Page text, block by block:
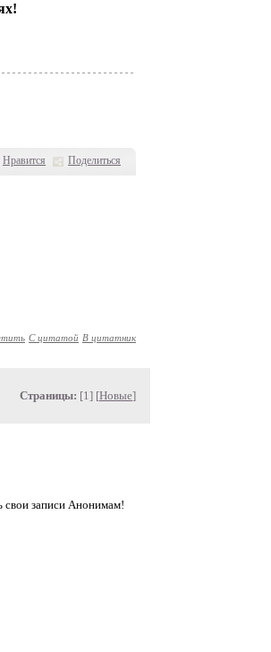
Нравится Поделиться
С цитатой В цитатник
Страницы: [1] [Новые]
свои записи Анонимам!